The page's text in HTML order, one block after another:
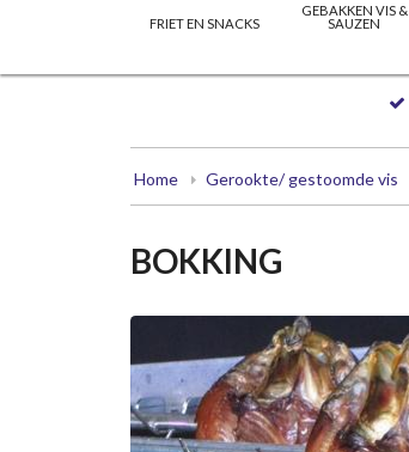
FRIET EN SNACKS
GEBAKKEN VIS &
SAUZEN
Home Gerookte/ gestoomde vis
BOKKING